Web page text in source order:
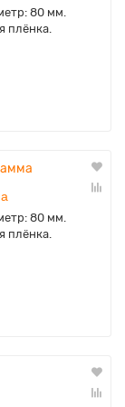
80 мм.
плёнка.
80 мм.
плёнка.